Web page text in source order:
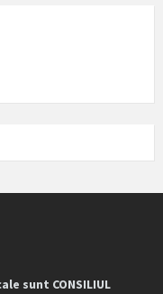
sunt CONSILIUL